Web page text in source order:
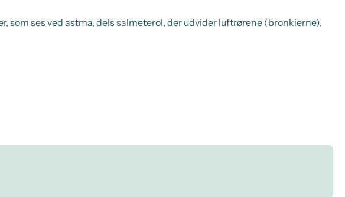
ses ved astma, dels salmeterol, der udvider luftrørene (bronkierne),